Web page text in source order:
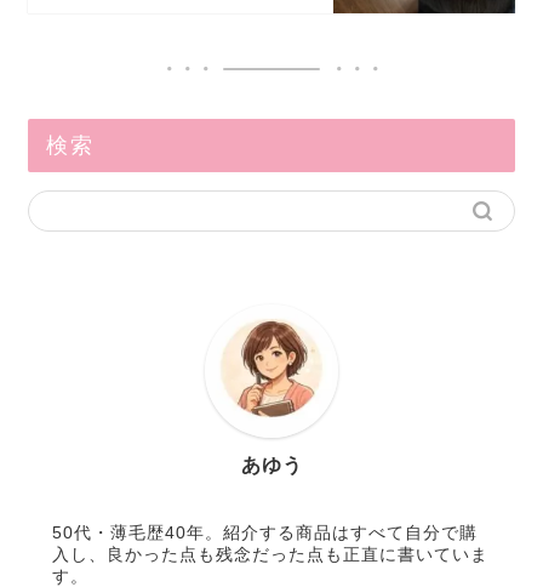
検索
あゆう
50代・薄毛歴40年。紹介する商品はすべて自分で購
入し、良かった点も残念だった点も正直に書いていま
す。